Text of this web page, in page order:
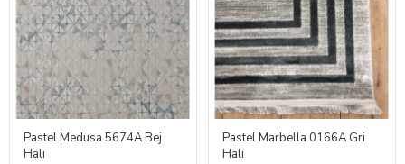
Pastel Medusa 5674A Bej
Halı
Pastel Marbella 0166A Gri
Halı